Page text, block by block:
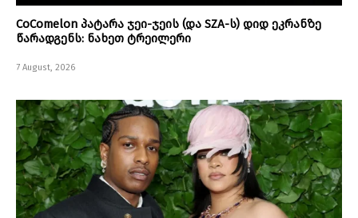
CoComelon პატარა ჯეი-ჯეის (და SZA-ს) დიდ ეკრანზე
წარადგენს: ნახეთ ტრეილერი
7 August, 2026